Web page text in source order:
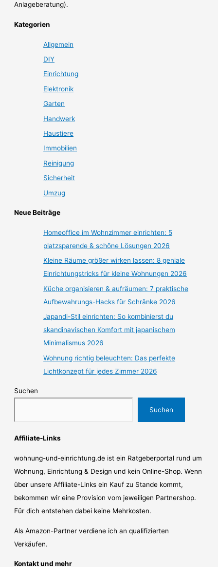
Anlageberatung).
Kategorien
Allgemein
DIY
Einrichtung
Elektronik
Garten
Handwerk
Haustiere
Immobilien
Reinigung
Sicherheit
Umzug
Neue Beiträge
Homeoffice im Wohnzimmer einrichten: 5
platzsparende & schöne Lösungen 2026
Kleine Räume größer wirken lassen: 8 geniale
Einrichtungstricks für kleine Wohnungen 2026
Küche organisieren & aufräumen: 7 praktische
Aufbewahrungs-Hacks für Schränke 2026
Japandi-Stil einrichten: So kombinierst du
skandinavischen Komfort mit japanischem
Minimalismus 2026
Wohnung richtig beleuchten: Das perfekte
Lichtkonzept für jedes Zimmer 2026
Suchen
Suchen
Affiliate-Links
wohnung-und-einrichtung.de ist ein Ratgeberportal rund um
Wohnung, Einrichtung & Design und kein Online-Shop. Wenn
über unsere Affiliate-Links ein Kauf zu Stande kommt,
bekommen wir eine Provision vom jeweiligen Partnershop.
Für dich entstehen dabei keine Mehrkosten.
Als Amazon-Partner verdiene ich an qualifizierten
Verkäufen.
Kontakt und mehr